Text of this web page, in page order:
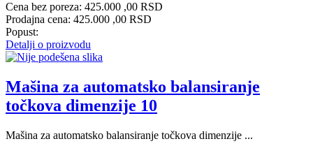
Cena bez poreza: 425.000 ,00 RSD
Prodajna cena: 425.000 ,00 RSD
Popust:
Detalji o proizvodu
Mašina za automatsko balansiranje
točkova dimenzije 10
Mašina za automatsko balansiranje točkova dimenzije ...